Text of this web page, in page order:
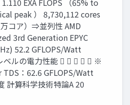
EXA FLOPS （65% to
peak ） 8,730,112 cores
万コア）⇒並列性 AMD
3rd Generation EPYC
52.2 GFLOPS/Watt
ルの電力性能      ※
：62.6 GFLOPS/Watt
計算科学技術特論A 20